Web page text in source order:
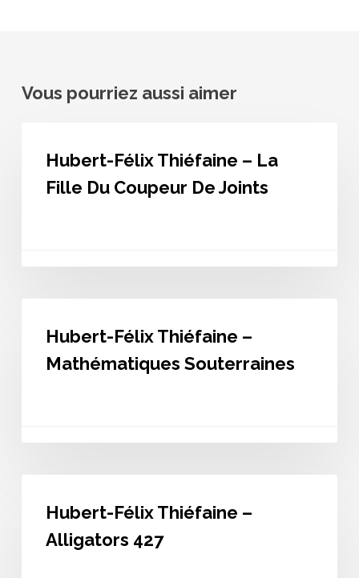
Vous pourriez aussi aimer
Thiéfaine
Hubert-Félix Thiéfaine – La
Fille Du Coupeur De Joints
Thiéfaine
Mathématiques
Hubert-Félix Thiéfaine –
Mathématiques Souterraines
Thiéfaine
Alligators
Hubert-Félix Thiéfaine –
Alligators 427